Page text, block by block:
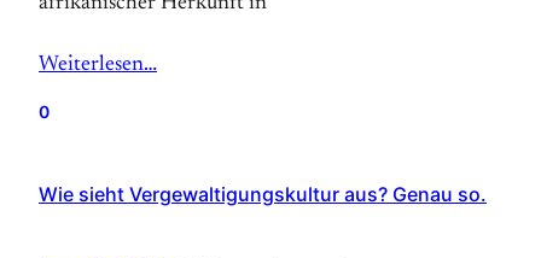
Weiterlesen…
0
Wie sieht Vergewaltigungskultur aus? Genau so.